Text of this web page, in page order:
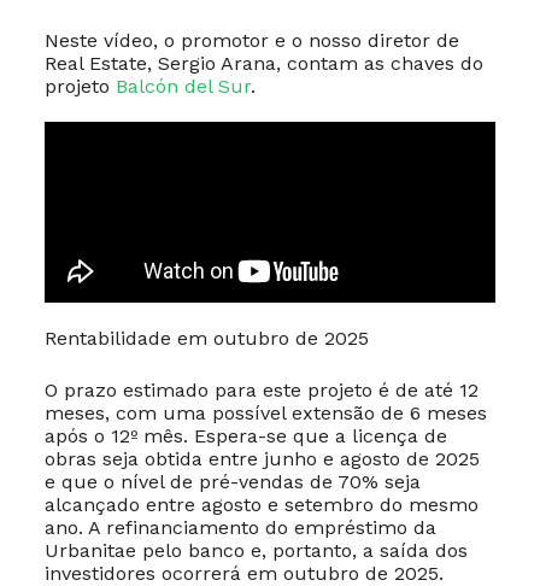
Neste vídeo, o promotor e o nosso diretor de
Real Estate, Sergio Arana, contam as chaves do
projeto Balcón del Sur.
Rentabilidade em outubro de 2025
O prazo estimado para este projeto é de até 12
meses, com uma possível extensão de 6 meses
após o 12º mês. Espera-se que a licença de
obras seja obtida entre junho e agosto de 2025
e que o nível de pré-vendas de 70% seja
alcançado entre agosto e setembro do mesmo
ano. A refinanciamento do empréstimo da
Urbanitae pelo banco e, portanto, a saída dos
investidores ocorrerá em outubro de 2025.